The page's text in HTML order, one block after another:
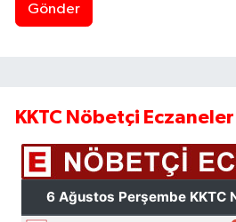
Gönder
KKTC Nöbetçi Eczaneler